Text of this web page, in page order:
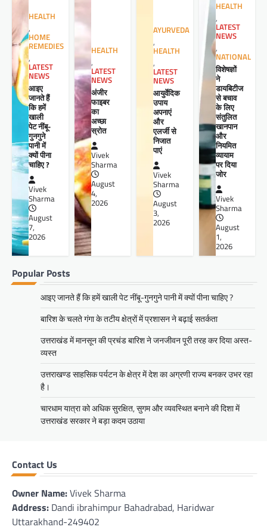
HEALTH
,
HOME
REMEDIES
,
LATEST
NEWS
आइए
जानते हैं
कि हमें
खाली
पेट नींबू-
गुनगुने
पानी में
क्यों पीना
चाहिए ?
Vivek
Sharma
August
7,
2026
HEALTH
,
LATEST
NEWS
अंजीर
फाइबर
का
अच्छा
स्रोत
Vivek
Sharma
August
4,
2026
AYURVEDA
,
HEALTH
,
LATEST
NEWS
आयुर्वेदिक
उपाय
अपनाएं
और
एलर्जी से
निजात
पाएं
Vivek
Sharma
August
3,
2026
HEALTH
,
LATEST
NEWS
,
NATIONAL
विशेषज्ञों
ने
डायबिटीज
से बचाव
के लिए
संतुलित
खानपान
और
नियमित
व्यायाम
पर दिया
जोर
Vivek
Sharma
August
1,
2026
Popular Posts
आइए जानते हैं कि हमें खाली पेट नींबू-गुनगुने पानी में क्यों पीना चाहिए ?
बारिश के चलते गंगा के तटीय क्षेत्रों में प्रशासन ने बढ़ाई सतर्कता
उत्तराखंड में मानसून की प्रचंड बारिश ने जनजीवन पूरी तरह कर दिया अस्त-
व्यस्त
उत्तराखण्ड साहसिक पर्यटन के क्षेत्र में देश का अग्रणी राज्य बनकर उभर रहा
है।
चारधाम यात्रा को अधिक सुरक्षित, सुगम और व्यवस्थित बनाने की दिशा में
उत्तराखंड सरकार ने बड़ा कदम उठाया
Contact Us
Owner Name:Vivek Sharma
Address: Dandi ibrahimpur Bahadrabad, Haridwar
Uttarakhand-249402